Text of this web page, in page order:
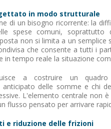
in modo strutturale
di un bisogno ricorrente: la
spese comuni, soprattutto
non si limita a un semplice
che consente a tutti i
in tempo reale la situazione
a costruire un
delle somme e chi
L'elemento centrale non
flusso pensato per arrivare
e riduzione delle frizioni